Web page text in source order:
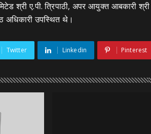
श्री ए.पी. त्रिपाठी, अपर आयुक्त आबकारी
अधिकारी उपस्थित थे।
Twitter Linkedin Pinterest